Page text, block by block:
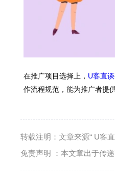
在推广项目选择上， U客直谈
作流程规范，能为推广者提
转载注明：文章来源“ U客
免责声明 ：本文章出于传